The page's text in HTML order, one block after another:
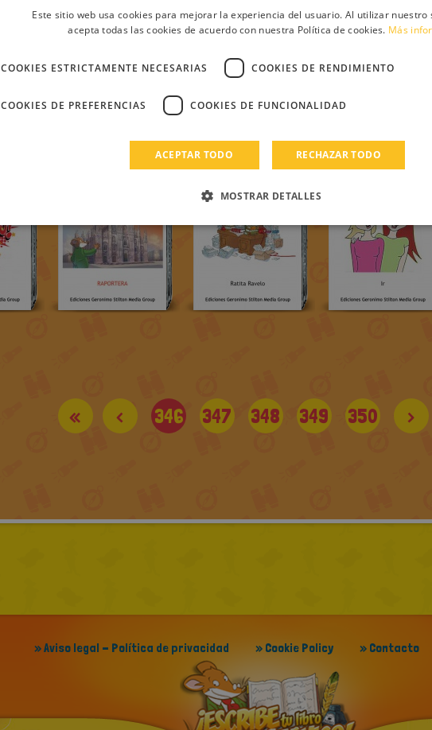
« < 346 347 348 349 350 >
» Aviso legal - Política de privacidad » Cookie Policy » Contacto
Este sitio web usa cookies para mejorar la experiencia del usuario. Al utilizar nuestro
acepta todas las cookies de acuerdo con nuestra Política de cookies. Más
COOKIES ESTRICTAMENTE NECESARIAS COOKIES DE RENDIMIENTO
COOKIES DE PREFERENCIAS COOKIES DE FUNCIONALIDAD
ACEPTAR TODO RECHAZAR TODO
MOSTRAR DETALLES